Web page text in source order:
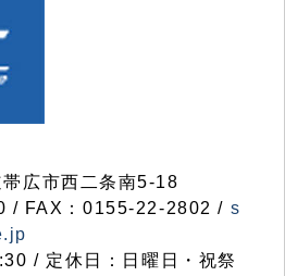
広市西二条南5-18
/ FAX：0155-22-2802 / s
/ 定休日：日曜日・祝祭